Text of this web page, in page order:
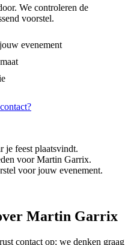
We controleren de
voorstel.
evenement
je feest plaatsvindt.
voor Martin Garrix.
voor jouw evenement.
Martin Garrix
contact op; we denken graag